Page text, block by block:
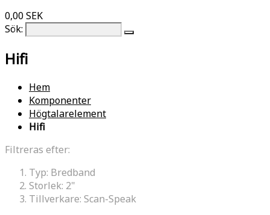
0,00 SEK
Sök:
Hifi
Hem
Komponenter
Högtalarelement
Hifi
Filtreras efter:
Typ: Bredband
Storlek: 2"
Tillverkare: Scan-Speak